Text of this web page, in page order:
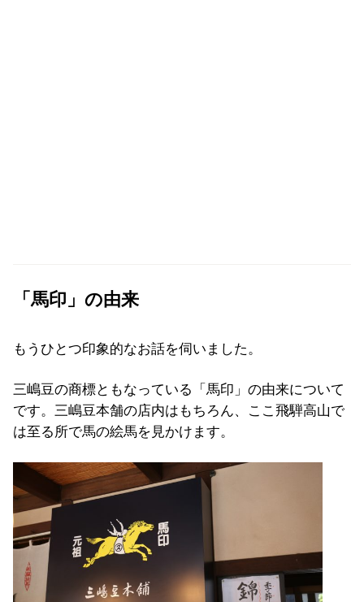
「馬印」の由来
もうひとつ印象的なお話を伺いました。
三嶋豆の商標ともなっている「馬印」の由来について
です。三嶋豆本舗の店内はもちろん、ここ飛騨高山で
は至る所で馬の絵馬を見かけます。